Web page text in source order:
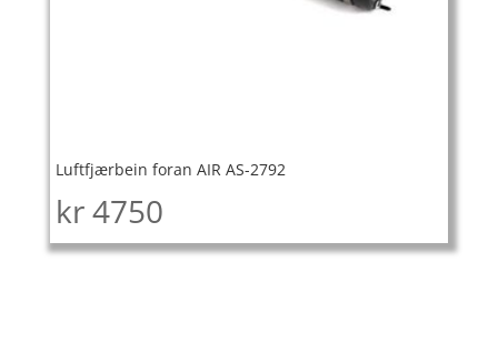
Luftfjærbein foran AIR AS-2792
kr4750